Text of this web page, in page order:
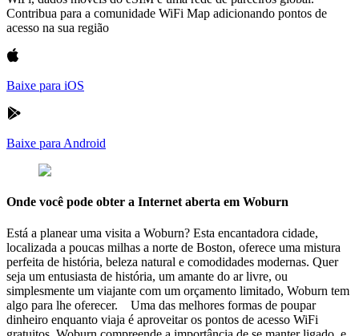
Contribua para a comunidade WiFi Map adicionando pontos de
acesso na sua região
Baixe para iOS
Baixe para Android
Onde você pode obter a Internet aberta em Woburn
Está a planear uma visita a Woburn? Esta encantadora cidade,
localizada a poucas milhas a norte de Boston, oferece uma mistura
perfeita de história, beleza natural e comodidades modernas. Quer
seja um entusiasta de história, um amante do ar livre, ou
simplesmente um viajante com um orçamento limitado, Woburn tem
algo para lhe oferecer. Uma das melhores formas de poupar
dinheiro enquanto viaja é aproveitar os pontos de acesso WiFi